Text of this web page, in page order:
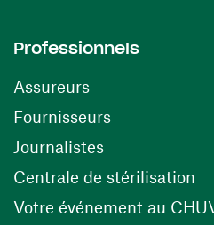
Professionnels
Assureurs
Fournisseurs(ouvre une
Journalistes
Centrale de stérilisation
Votre événement au